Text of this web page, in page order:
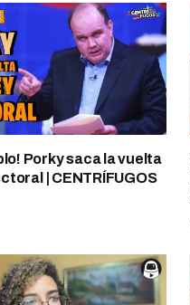
Porky saca la vuelta
| CENTRÍFUGOS